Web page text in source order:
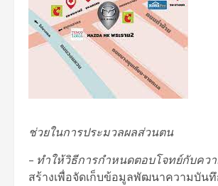
ช่วยในการประมวลผลส่วนตน
– ทำให้วิธีการกำหนดตอบโจทย์กับคว
สร้างเพื่อจัดเก็บข้อมูลพัฒนาความบัน